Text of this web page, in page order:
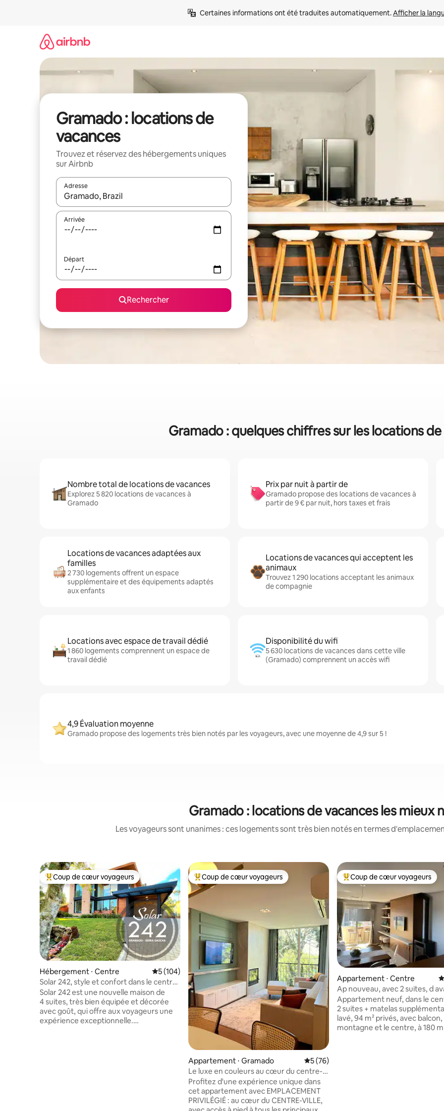
Certaines informations ont été traduites automatiquement. Afficher la
Gramado : locations de
vacances
Trouvez et réservez des hébergements uniques
sur Airbnb
Adresse
Lorsque les résultats s'affichent, utilisez les flèches vers le haut et vers le bas pour les parcourir ou en appuyant et en
Arrivée
Départ
Rechercher
Gramado : quelques chiffres sur les locations
Nombre total de locations de vacances
Explorez 5 820 locations de vacances à
Gramado
Prix par nuit à partir de
Gramado propose des locations de vacances à
partir de 9 € par nuit, hors taxes et frais
Locations de vacances adaptées aux
familles
2 730 logements offrent un espace
supplémentaire et des équipements adaptés
aux enfants
Locations de vacances qui acceptent les
animaux
Trouvez 1 290 locations acceptant les animaux
de compagnie
Locations avec espace de travail dédié
1 860 logements comprennent un espace de
travail dédié
Disponibilité du wifi
5 630 locations de vacances dans cette ville
(Gramado) comprennent un accès wifi
4,9 Évaluation moyenne
Gramado propose des logements très bien notés par les voyageurs, avec une moyenne de 4,9 sur 5 !
Gramado : locations de vacances les mieux
Les voyageurs sont unanimes : ces logements sont très bien notés en termes
Coups de cœur voyageurs les plus appréciés
Coup de cœur voyageurs
Hébergement ⋅ Centre Évaluation moyenne sur la base de 104 commentaires : 5 sur 5
5 (104)
Solar 242, style et confort dans le centre
de Gramado !
Solar 242 est une nouvelle maison de
4 suites, très bien équipée et décorée
avec goût, qui offre aux voyageurs une
expérience exceptionnelle.
Coups de cœur voyageurs les plus appréciés
Coup de cœur voyageurs
Appartement ⋅ Gramado Évaluation moyenne sur la base de 76
5 (76)
Le luxe en couleurs au cœur du centre-
ville !
Profitez d'une expérience unique dans
cet appartement avec EMPLACEMENT
PRIVILÉGIÉ : au cœur du CENTRE-VILLE,
Coups de cœur voyageurs les
Coup de cœur voyageurs
Appartement ⋅ Centre
Ap nouveau, avec 2 suites, d
rue couverte !
Appartement neuf, dans le
2 suites + matelas
lavé, 94 m² privés, avec
montagne et le centre, à 180